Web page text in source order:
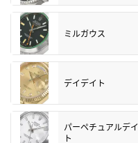
ミルガウス
デイデイト
パーペチュアルデイ
ト